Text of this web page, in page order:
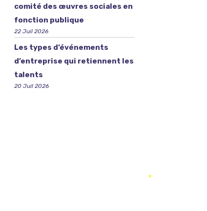
comité des œuvres sociales en
fonction publique
22 Juil 2026
Les types d’événements
d’entreprise qui retiennent les
talents
20 Juil 2026